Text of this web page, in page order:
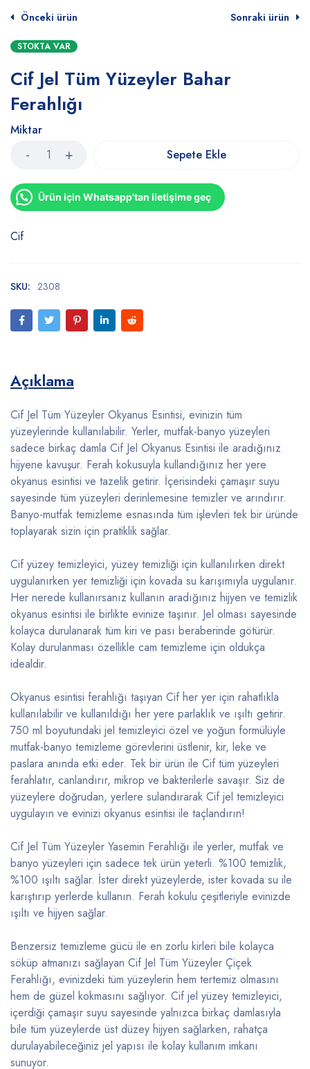
Önceki ürün Sonraki ürün
STOKTA VAR
Cif Jel Tüm Yüzeyler Bahar
Ferahlığı
Miktar
Sepete Ekle
Ürün için Whatsapp'tan iletişime geç
Cif
SKU: 2308
Açıklama
Cif Jel Tüm Yüzeyler Okyanus Esintisi, evinizin tüm
yüzeylerinde kullanılabilir. Yerler, mutfak-banyo yüzeyleri
sadece birkaç damla Cif Jel Okyanus Esintisi ile aradığınız
hijyene kavuşur. Ferah kokusuyla kullandığınız her yere
okyanus esintisi ve tazelik getirir. İçerisindeki çamaşır suyu
sayesinde tüm yüzeyleri derinlemesine temizler ve arındırır.
Banyo-mutfak temizleme esnasında tüm işlevleri tek bir üründe
toplayarak sizin için pratiklik sağlar.
Cif yüzey temizleyici, yüzey temizliği için kullanılırken direkt
uygulanırken yer temizliği için kovada su karışımıyla uygulanır.
Her nerede kullanırsanız kullanın aradığınız hijyen ve temizlik
okyanus esintisi ile birlikte evinize taşınır. Jel olması sayesinde
kolayca durulanarak tüm kiri ve pası beraberinde götürür.
Kolay durulanması özellikle cam temizleme için oldukça
idealdir.
Okyanus esintisi ferahlığı taşıyan Cif her yer için rahatlıkla
kullanılabilir ve kullanıldığı her yere parlaklık ve ışıltı getirir.
750 ml boyutundaki jel temizleyici özel ve yoğun formülüyle
mutfak-banyo temizleme görevlerini üstlenir, kir, leke ve
paslara anında etki eder. Tek bir ürün ile Cif tüm yüzeyleri
ferahlatır, canlandırır, mikrop ve bakterilerle savaşır. Siz de
yüzeylere doğrudan, yerlere sulandırarak Cif jel temizleyici
uygulayın ve evinizi okyanus esintisi ile taçlandırın!
Cif Jel Tüm Yüzeyler Yasemin Ferahlığı ile yerler, mutfak ve
banyo yüzeyleri için sadece tek ürün yeterli. %100 temizlik,
%100 ışıltı sağlar. İster direkt yüzeylerde, ister kovada su ile
karıştırıp yerlerde kullanın. Ferah kokulu çeşitleriyle evinizde
ışıltı ve hijyen sağlar.
Benzersiz temizleme gücü ile en zorlu kirleri bile kolayca
söküp atmanızı sağlayan Cif Jel Tüm Yüzeyler Çiçek
Ferahlığı, evinizdeki tüm yüzeylerin hem tertemiz olmasını
hem de güzel kokmasını sağlıyor. Cif jel yüzey temizleyici,
içerdiği çamaşır suyu sayesinde yalnızca birkaç damlasıyla
bile tüm yüzeylerde üst düzey hijyen sağlarken, rahatça
durulayabileceğiniz jel yapısı ile kolay kullanım imkanı
sunuyor.